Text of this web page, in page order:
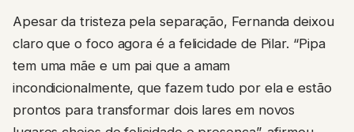
Apesar da tristeza pela separação, Fernanda deixou
claro que o foco agora é a felicidade de Pilar. “Pipa
tem uma mãe e um pai que a amam
incondicionalmente, que fazem tudo por ela e estão
prontos para transformar dois lares em novos